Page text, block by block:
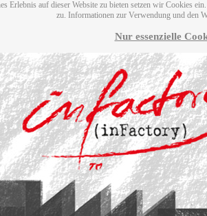
Erlebnis auf dieser Website zu bieten setzen wir Cookies
zu. Informationen zur Verwendung und den
Nur essenzielle